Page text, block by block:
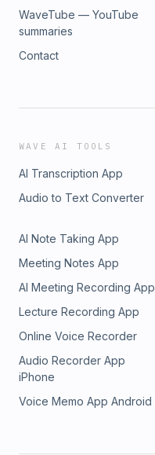
WaveTube — YouTube
summaries
Contact
WAVE AI TOOLS
AI Transcription App
Audio to Text Converter
AI Note Taking App
Meeting Notes App
AI Meeting Recording App
Lecture Recording App
Online Voice Recorder
Audio Recorder App
iPhone
Voice Memo App Android